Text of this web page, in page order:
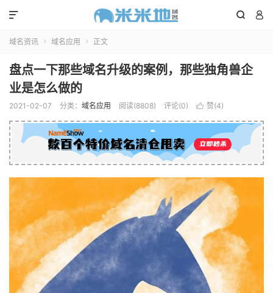
 

域名资讯  域名应用  正文
盘点一下那些域名升级的案例，那些独角兽企
业是怎么做的
2021-02-07 分类： 域名应用 阅读(8808) 评论(0)  赞(4)